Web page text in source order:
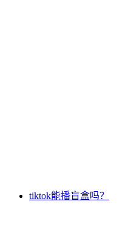
tiktok能播盲盒吗？